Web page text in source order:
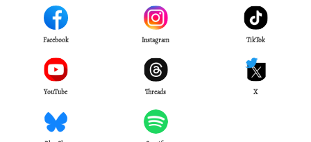
Facebook Instagram TikTok
YouTube Threads X